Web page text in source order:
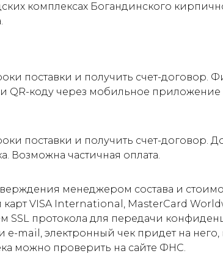
комплексах Богандинского
поставки и получить счет-договор.
QR-коду через мобильное
поставки и получить счет-договор.
Возможна частичная оплата.
менеджером состава и
VISA International, MasterCard
SSL протокола для передачи
mail, электронный чек придет на него,
можно проверить на сайте ФНС.